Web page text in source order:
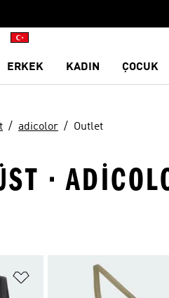
ERKEK KADIN ÇOCUK
adicolor Outlet
·
Favori Listesine Ekle